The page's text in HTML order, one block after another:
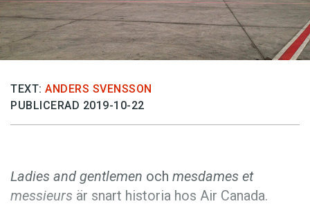
Podden
Anmäl till språkpolisen
Annonsera
Press
TEXT: ANDERS SVENSSON
PUBLICERAD 2019-10-22
Ladies and gentlemen och mesdames et
messieurs är snart historia hos Air Canada.